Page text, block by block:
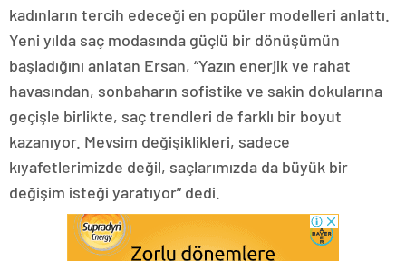
kadınların tercih edeceği en popüler modelleri anlattı.
Yeni yılda saç modasında güçlü bir dönüşümün
başladığını anlatan Ersan, “Yazın enerjik ve rahat
havasından, sonbaharın sofistike ve sakin dokularına
geçişle birlikte, saç trendleri de farklı bir boyut
kazanıyor. Mevsim değişiklikleri, sadece
kıyafetlerimizde değil, saçlarımızda da büyük bir
değişim isteği yaratıyor” dedi.